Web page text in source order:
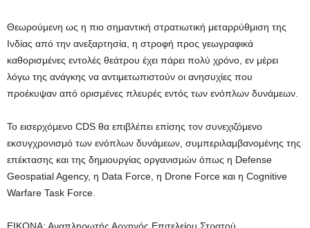
Θεωρούμενη ως η πιο σημαντική στρατιωτική μεταρρύθμιση της
Ινδίας από την ανεξαρτησία, η στροφή προς γεωγραφικά
καθορισμένες εντολές θεάτρου έχει πάρει πολύ χρόνο, εν μέρει
λόγω της ανάγκης να αντιμετωπιστούν οι ανησυχίες που
προέκυψαν από ορισμένες πλευρές εντός των ενόπλων δυνάμεων.
Το εισερχόμενο CDS θα επιβλέπει επίσης τον συνεχιζόμενο
εκσυγχρονισμό των ενόπλων δυνάμεων, συμπεριλαμβανομένης της
επέκτασης και της δημιουργίας οργανισμών όπως η Defense
Geospatial Agency, η Data Force, η Drone Force και η Cognitive
Warfare Task Force.